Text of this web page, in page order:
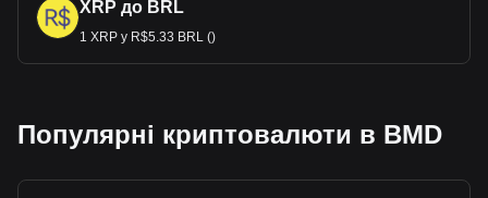
XRP до BRL
1 XRP у R$5.33 BRL ()
Популярні криптовалюти в BMD